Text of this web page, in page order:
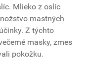
Mlieko z oslíc
mastných
Z týchto
masky, zmes
pokožku.